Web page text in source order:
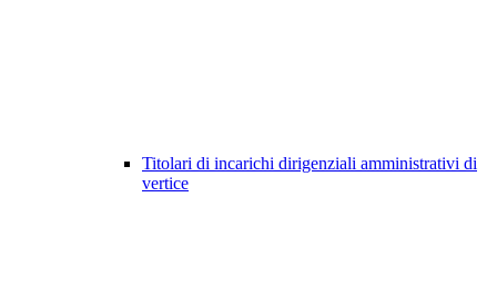
Titolari di incarichi dirigenziali amministrativi di
vertice